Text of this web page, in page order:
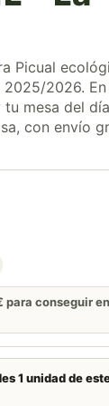
Picual
2025/2026.
mesa del
con envío
para conseguir
1 unidad de